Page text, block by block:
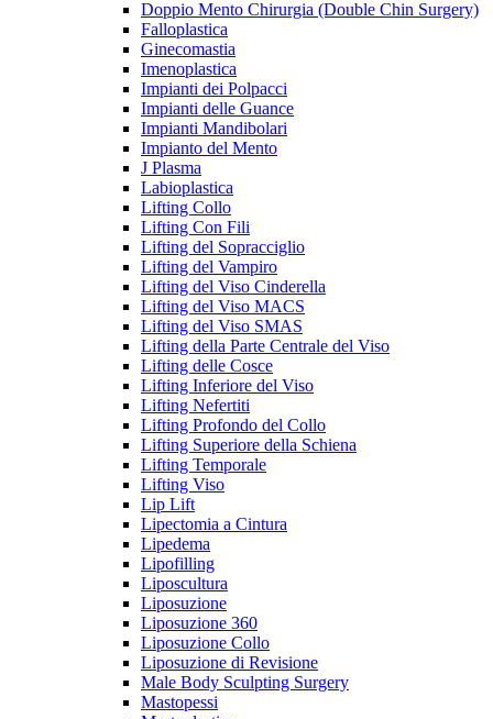
Doppio Mento Chirurgia (Double Chin Surgery)
Falloplastica
Ginecomastia
Imenoplastica
Impianti dei Polpacci
Impianti delle Guance
Impianti Mandibolari
Impianto del Mento
J Plasma
Labioplastica
Lifting Collo
Lifting Con Fili
Lifting del Sopracciglio
Lifting del Vampiro
Lifting del Viso Cinderella
Lifting del Viso MACS
Lifting del Viso SMAS
Lifting della Parte Centrale del Viso
Lifting delle Cosce
Lifting Inferiore del Viso
Lifting Nefertiti
Lifting Profondo del Collo
Lifting Superiore della Schiena
Lifting Temporale
Lifting Viso
Lip Lift
Lipectomia a Cintura
Lipedema
Lipofilling
Liposcultura
Liposuzione
Liposuzione 360
Liposuzione Collo
Liposuzione di Revisione
Male Body Sculpting Surgery
Mastopessi